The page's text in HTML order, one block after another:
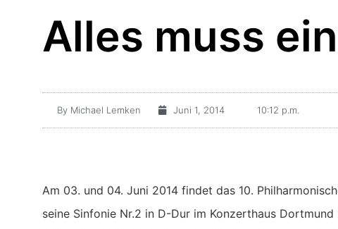
Alles muss
By Michael Lemken Juni 1, 2014 10:12 p.m.
Am 03. und 04. Juni 2014 findet das 10.
seine Sinfonie Nr.2 in D-Dur im Konzerthaus